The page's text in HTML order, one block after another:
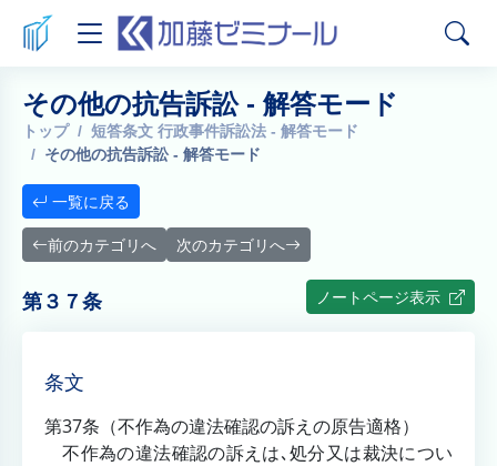
その他の抗告訴訟 - 解答モード
トップ
短答条文 行政事件訴訟法 - 解答モード
その他の抗告訴訟 - 解答モード
一覧に戻る
前のカテゴリへ 次のカテゴリへ
第３７条 ノートページ表示
条文
第37条（不作為の違法確認の訴えの原告適格）
不作為の違法確認の訴えは､処分又は裁決につい